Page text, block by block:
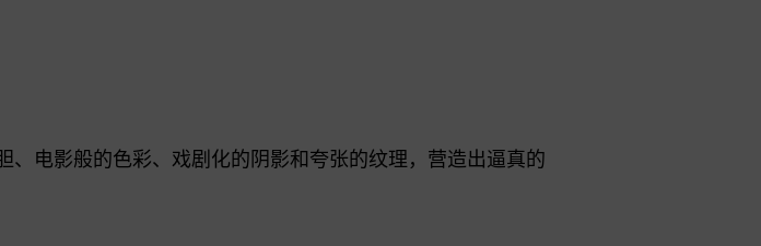
电影般的色彩、戏剧化的阴影和夸张的纹理，营造出逼真的